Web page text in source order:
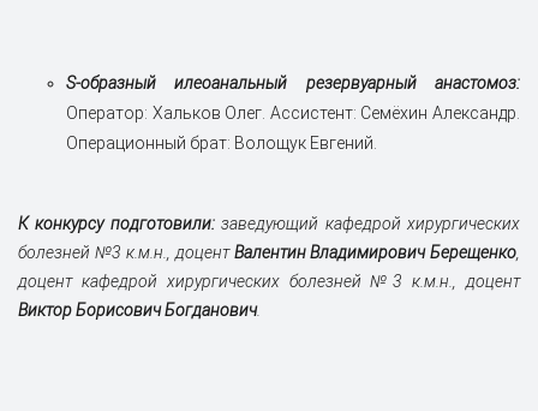
S-образный илеоанальный резервуарный анастомоз:
Оператор: Хальков Олег. Ассистент: Семёхин Александр.
Операционный брат: Волощук Евгений.
К конкурсу подготовили:заведующий кафедрой хирургических
болезней №3 к.м.н., доцентВалентин Владимирович Берещенко
доцент кафедрой хирургических болезней №3 к.м.н., доцент
Виктор Борисович Богданович.